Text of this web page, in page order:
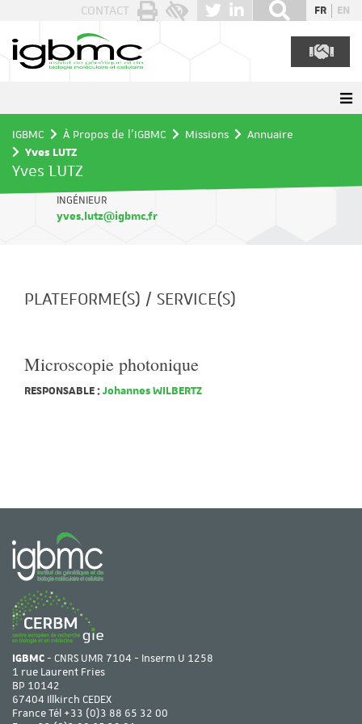
CONTACT FR EN
IGBMC À Propos de l'IGBMC Missions
Annuaire
Yves LUTZ
Yves LUTZ
INGÉNIEUR
yves.lutz@igbmc.fr
PLATEFORME(S) / SERVICE(S)
Microscopie photonique
RESPONSABLE :Johannes WILBERTZ
IGBMC- CNRS UMR 7104 - Inserm U 1258
1 rue Laurent Fries
BP 10142
67404 Illkirch CEDEX
France Tél +33 (0)3 88 65 32 00
Panneau de gestion des cookies